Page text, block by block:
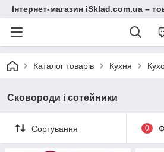
Інтернет-магазин iSklad.com.ua –
Каталог товарів Кухня
Сковороди і сотейники
Сортування 0